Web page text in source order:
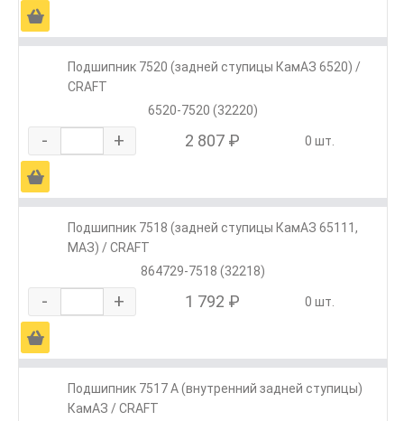
Ä
Подшипник 7520 (задней ступицы КамАЗ 6520) /
CRAFT
6520-7520 (32220)
- + 2 807 ₽ 0 шт.
Ä
Подшипник 7518 (задней ступицы КамАЗ 65111,
МАЗ) / CRAFT
864729-7518 (32218)
- + 1 792 ₽ 0 шт.
Ä
Подшипник 7517 А (внутренний задней ступицы)
КамАЗ / CRAFT